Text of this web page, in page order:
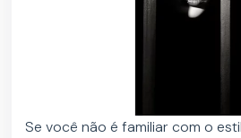
Se você não é familiar com o